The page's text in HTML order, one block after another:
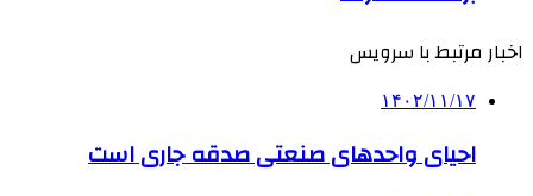
اخبار مرتبط با سرویس
۱۴۰۲/۱۱/۱۷
احیای واحدهای صنعتی صدقه جاری است